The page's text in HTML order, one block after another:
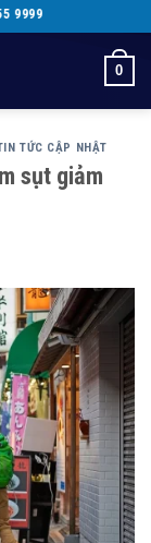
0
TỨC CẬP NHẬT
sụt giảm